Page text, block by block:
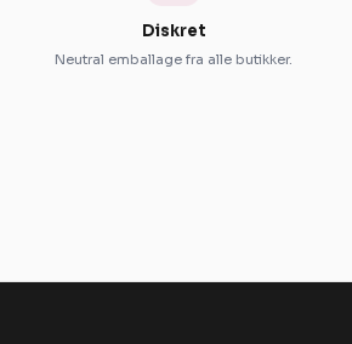
Diskret
Neutral emballage fra alle butikker.